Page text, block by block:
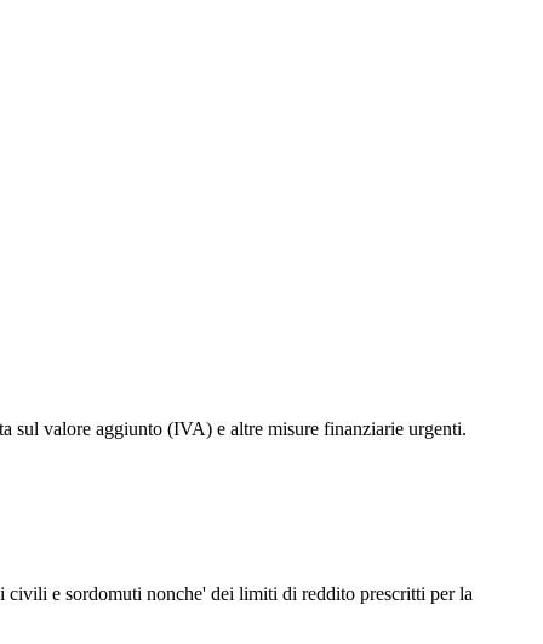
sul valore aggiunto (IVA) e altre misure finanziarie urgenti.
e sordomuti nonche' dei limiti di reddito prescritti per la